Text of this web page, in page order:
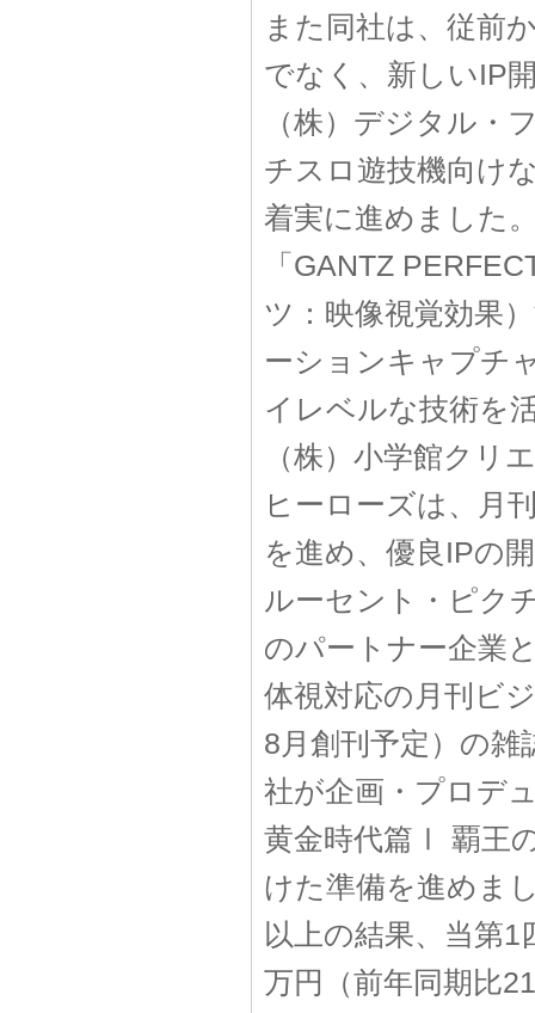
また同社は、従前
でなく、新しいIP
（株）デジタル・
チスロ遊技機向け
着実に進めました
「GANTZ
ツ：映像視覚効果
ーションキャプチ
イレベルな技術を
（株）小学館クリ
ヒーローズは、月
を進め、優良IPの
ルーセント・ピク
のパートナー企業
体視対応の月刊ビ
8月創刊予定）の
社が企画・プロデ
黄金時代篇Ⅰ 覇王
けた準備を進めま
以上の結果、当第
万円（前年同期比